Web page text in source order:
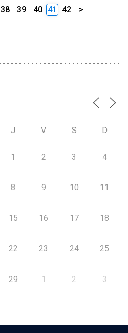
38 39 40 41 42 >
J V S D
1 2 3 4
8 9 10 11
15 16 17 18
22 23 24 25
29 1 2 3